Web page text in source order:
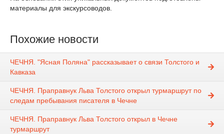
материалы для экскурсоводов.
Похожие новости
ЧЕЧНЯ. "Ясная Поляна" рассказывает о связи Толстого и
Кавказа
ЧЕЧНЯ. Праправнук Льва Толстого открыл турмаршрут по
следам пребывания писателя в Чечне
ЧЕЧНЯ. Праправнук Льва Толстого открыл в Чечне
турмаршрут